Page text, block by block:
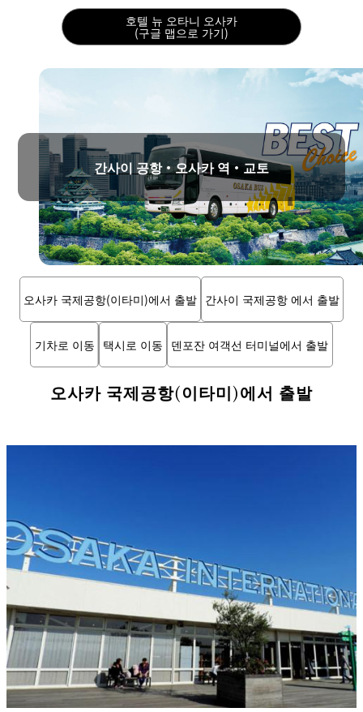
o
n
tr
a
호텔 뉴 오타니 오사카
(구글 맵으로 가기)
간사이 공항・오사카 역・교토
오사카 국제공항(이타미)에서 출발 간사이 국제공항 에서 출발
기차로 이동 택시로 이동 덴포잔 여객선 터미널에서 출발
오사카 국제공항(이타미)에서 출발